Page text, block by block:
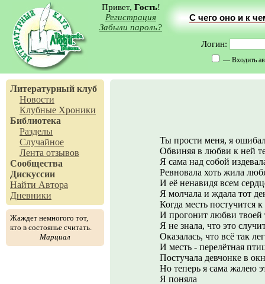
Привет, Гость!
Регистрация
Забыли пароль?
С чего оно и к
Логин:
— Входить
Литературный клуб
Новости
Клубные Хроники
Библиотека
Разделы
Случайное
Лента отзывов
Сообщества
Дискуссии
Найти Автора
Дневники
Жаждет немногого тот,
кто в состоянье считать.
Марциал
Ты прости меня, я
Обвиняя в любви к ней
Я сама над собой
Ревновала хоть жила
И её ненавидя всем
Я молчала и ждала тот
Когда месть постучится
И прогонит любви твоей
Я не знала, что это
Оказалась, что всё так
И месть - перелётная
Постучала девчонке в
Но теперь я сама жалею
Я поняла